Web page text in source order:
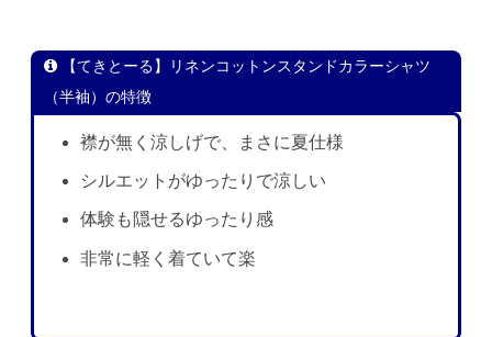
【てきとーる】リネンコットンスタンドカラーシャツ
（半袖）の特徴
襟が無く涼しげで、まさに夏仕様
シルエットがゆったりで涼しい
体験も隠せるゆったり感
非常に軽く着ていて楽